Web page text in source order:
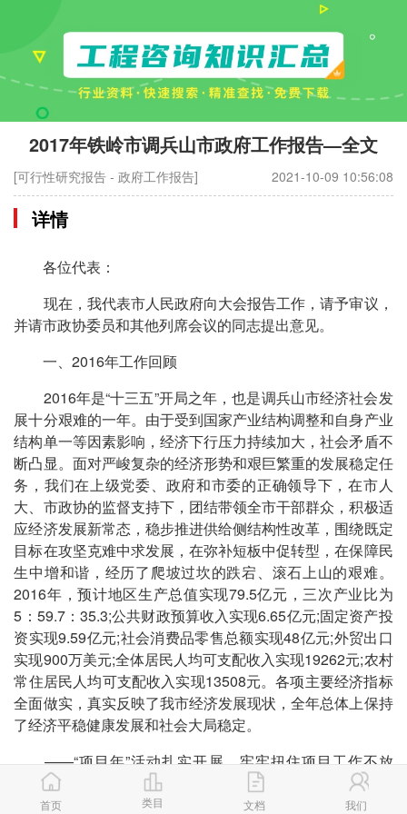
2017年铁岭市调兵山市政府工作报告—全文
[可行性研究报告 - 政府工作报告] 2021-10-09 10:56:08
详情
各位代表：
现在，我代表市人民政府向大会报告工作，请予审议，
并请市政协委员和其他列席会议的同志提出意见。
一、2016年工作回顾
2016年是“十三五”开局之年，也是调兵山市经济社会发
展十分艰难的一年。由于受到国家产业结构调整和自身产业
结构单一等因素影响，经济下行压力持续加大，社会矛盾不
断凸显。面对严峻复杂的经济形势和艰巨繁重的发展稳定任
务，我们在上级党委、政府和市委的正确领导下，在市人
大、市政协的监督支持下，团结带领全市干部群众，积极适
应经济发展新常态，稳步推进供给侧结构性改革，围绕既定
目标在攻坚克难中求发展，在弥补短板中促转型，在保障民
生中增和谐，经历了爬坡过坎的跌宕、滚石上山的艰难。
2016年，预计地区生产总值实现79.5亿元，三次产业比为
5：59.7：35.3;公共财政预算收入实现6.65亿元;固定资产投
资实现9.59亿元;社会消费品零售总额实现48亿元;外贸出口
实现900万美元;全体居民人均可支配收入实现19262元;农村
常住居民人均可支配收入实现13508元。各项主要经济指标
全面做实，真实反映了我市经济发展现状，全年总体上保持
了经济平稳健康发展和社会大局稳定。
——“项目年”活动扎实开展。牢牢扭住项目工作不放
松，走访企业2000余户，积极与中航工业、正大集团、修
正药业集团等500强企业洽谈对接。投资3.2亿元的固体电热
首页 类目 文档 我们